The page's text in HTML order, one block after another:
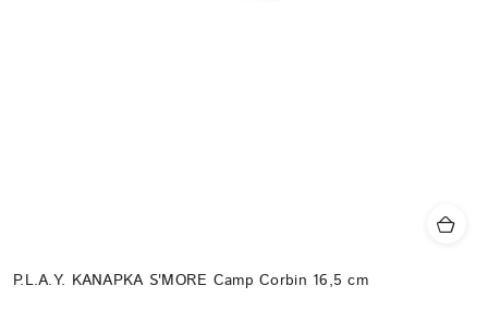
P.L.A.Y. KANAPKA S'MORE Camp Corbin 16,5 cm